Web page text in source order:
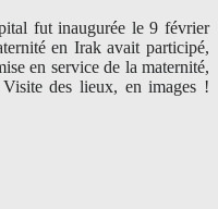
fut inaugurée le 9 février
en Irak avait participé,
en service de la maternité,
des lieux, en images !